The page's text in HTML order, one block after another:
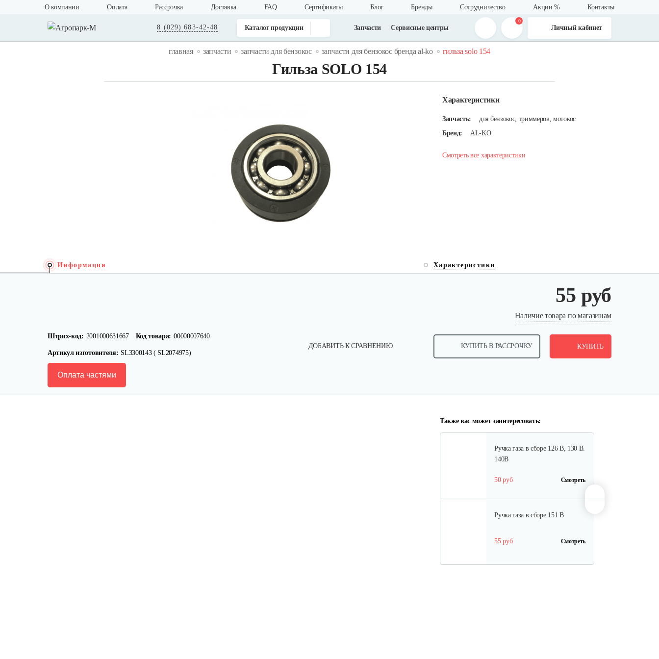
О компании Оплата Рассрочка Доставка FAQ Cертификаты Блог Бренды Сотрудничество Акции % Контакты
8 (029) 683-42-48 Каталог продукции Запчасти Сервисные центры
0
Личный кабинет
главная запчасти запчасти для бензокос запчасти для бензокос бренда al-ko гильза solo 154
Гильза SOLO 154
Характеристики
Запчасть:
для бензокос, триммеров, мотокос
Бренд:
AL-KO
Смотреть все характеристики
Информация Характеристики
55 руб
Наличие товара по магазинам
Штрих-код: 2001000631667 Код товара: 00000007640
Артикул изготовителя: SL3300143 ( SL2074975)
ДОБАВИТЬ К СРАВНЕНИЮ КУПИТЬ В РАССРОЧКУ КУПИТЬ
Оплата частями
Также вас может заинтересовать:
Фильтр воздушный 130 B, 140
10 руб Смотреть
Ручка газа в сборе 126 B, 130 B.
140B
50 руб Смотреть
Ручка газа в сборе 151 B
55 руб Смотреть